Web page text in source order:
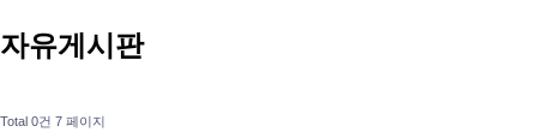
자유게시판
Total 0건 7 페이지